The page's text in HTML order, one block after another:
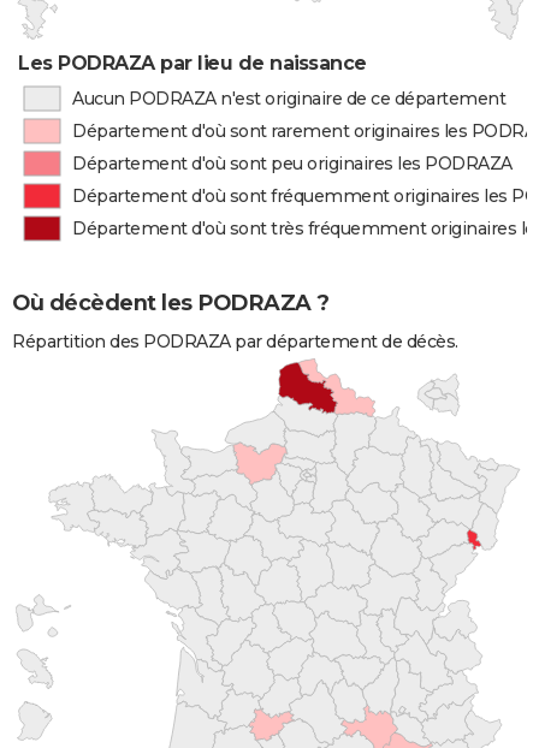
Les PODRAZA par lieu de naissance
Aucun PODRAZA n'est originaire de ce département
Département d'où sont rarement originaires les
Département d'où sont peu originaires les PODRAZA
Département d'où sont fréquemment originaires les
Département d'où sont très fréquemment originaires
Où décèdent les PODRAZA ?
Répartition des PODRAZA par département de décès.